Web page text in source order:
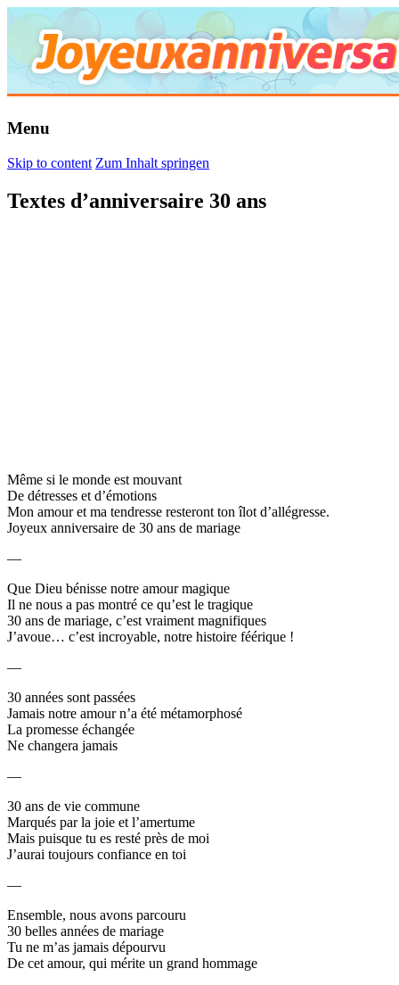
Menu
Skip to content Zum Inhalt springen
Textes d’anniversaire 30 ans
Même si le monde est mouvant
De détresses et d’émotions
Mon amour et ma tendresse resteront ton îlot d’allégresse.
Joyeux anniversaire de 30 ans de mariage
—
Que Dieu bénisse notre amour magique
Il ne nous a pas montré ce qu’est le tragique
30 ans de mariage, c’est vraiment magnifiques
J’avoue… c’est incroyable, notre histoire féérique !
—
30 années sont passées
Jamais notre amour n’a été métamorphosé
La promesse échangée
Ne changera jamais
—
30 ans de vie commune
Marqués par la joie et l’amertume
Mais puisque tu es resté près de moi
J’aurai toujours confiance en toi
—
Ensemble, nous avons parcouru
30 belles années de mariage
Tu ne m’as jamais dépourvu
De cet amour, qui mérite un grand hommage